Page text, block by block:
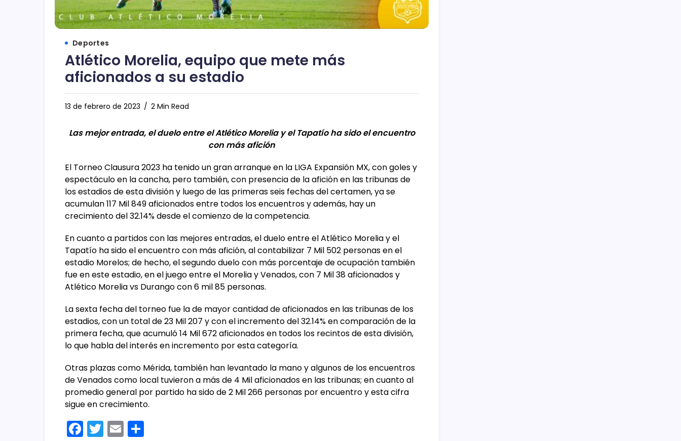
Deportes
Atlético Morelia, equipo que mete más
aficionados a su estadio
13 de febrero de 2023 2 Min Read
Las mejor entrada, el duelo entre el Atlético Morelia y el Tapatío ha sido el encuentro
con más afición
El Torneo Clausura 2023 ha tenido un gran arranque en la LIGA Expansión MX, con goles y
espectáculo en la cancha, pero también, con presencia de la afición en las tribunas de
los estadios de esta división y luego de las primeras seis fechas del certamen, ya se
acumulan 117 Mil 849 aficionados entre todos los encuentros y además, hay un
crecimiento del 32.14% desde el comienzo de la competencia.
En cuanto a partidos con las mejores entradas, el duelo entre el Atlético Morelia y el
Tapatío ha sido el encuentro con más afición, al contabilizar 7 Mil 502 personas en el
estadio Morelos; de hecho, el segundo duelo con más porcentaje de ocupación también
fue en este estadio, en el juego entre el Morelia y Venados, con 7 Mil 38 aficionados y
Atlético Morelia vs Durango con 6 mil 85 personas.
La sexta fecha del torneo fue la de mayor cantidad de aficionados en las tribunas de los
estadios, con un total de 23 Mil 207 y con el incremento del 32.14% en comparación de la
primera fecha, que acumuló 14 Mil 672 aficionados en todos los recintos de esta división,
lo que habla del interés en incremento por esta categoría.
Otras plazas como Mérida, también han levantado la mano y algunos de los encuentros
de Venados como local tuvieron a más de 4 Mil aficionados en las tribunas; en cuanto al
promedio general por partido ha sido de 2 Mil 266 personas por encuentro y esta cifra
sigue en crecimiento.
F T E